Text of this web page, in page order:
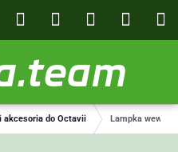
akcesoria do Octavii Lampka